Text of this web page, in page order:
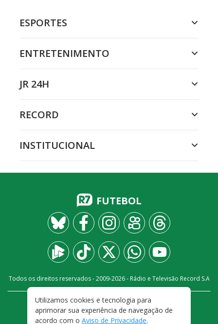
ESPORTES
ENTRETENIMENTO
JR 24H
RECORD
INSTITUCIONAL
FUTEBOL
Todos os direitos reservados - 2009-2026- Rádio e Televisão Record S.A
FALE CONOSCO
PRIVACIDADE
TERMOS E CONDIÇÕES DE USO
Utilizamos cookies e tecnologia para
aprimorar sua experiência de navegação de
acordo com o Aviso de Privacidade.